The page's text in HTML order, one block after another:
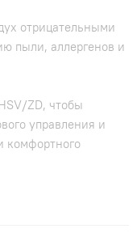
отрицательными
пыли, аллергенов и
ZD, чтобы
управления и
комфортного